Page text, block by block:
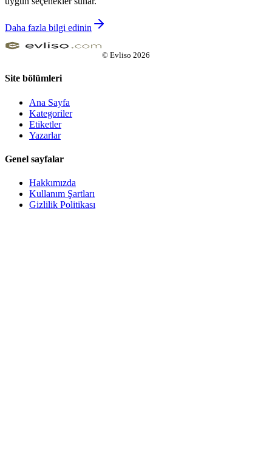
Daha fazla bilgi edinin
© Evliso 2026
Site bölümleri
Ana Sayfa
Kategoriler
Etiketler
Yazarlar
Genel sayfalar
Hakkımızda
Kullanım Şartları
Gizlilik Politikası